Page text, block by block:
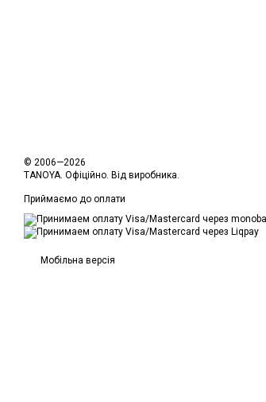
© 2006—2026
TANOYA. Офіційно. Від виробника.
Приймаємо до оплати
Мобільна версія